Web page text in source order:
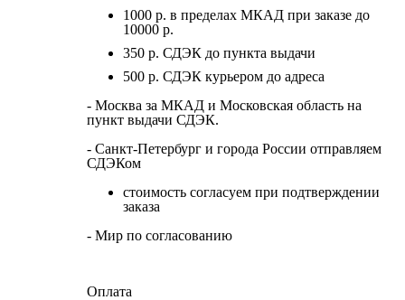
1000 р. в пределах МКАД при заказе до
10000 р.
350 р. СДЭК до пункта выдачи
500 р. СДЭК курьером до адреса
- Москва за МКАД и Московская область на
пункт выдачи СДЭК.
- Санкт-Петербург и города России отправляем
СДЭКом
стоимость согласуем при подтверждении
заказа
- Мир по согласованию
Оплата